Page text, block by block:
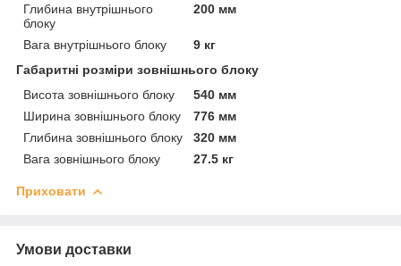
Глибина внутрішнього
блоку
200 мм
Вага внутрішнього блоку
9 кг
Габаритні розміри зовнішнього блоку
Висота зовнішнього блоку
540 мм
Ширина зовнішнього блоку
776 мм
Глибина зовнішнього блоку
320 мм
Вага зовнішнього блоку
27.5 кг
Приховати
Умови доставки